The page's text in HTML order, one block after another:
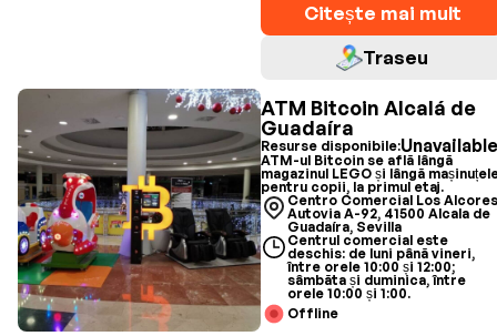
Citește mai mult
Traseu
ATM Bitcoin Alcalá de
Guadaíra
Resurse disponibile:Unavailable
ATM-ul Bitcoin se află lângă
magazinul LEGO și lângă
pentru copii, la primul etaj.
Centro Comercial Los
Autovia A-92, 41500 Alcala de
Guadaíra, Sevilla
Centrul comercial este
deschis: de luni până vineri,
între orele 10:00 și 12:00;
sâmbăta și duminica, între
orele 10:00 și 1:00.
Offline